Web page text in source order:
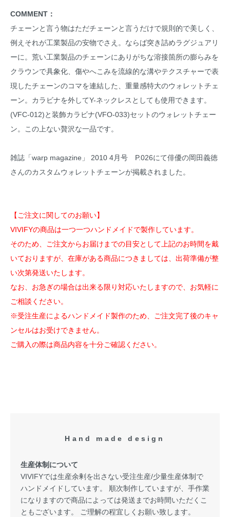
COMMENT：
チェーンと言う物はただチェーンと言うだけで規則的で美しく、
例えそれが工業製品の安物でさえ。ならば突き詰めラグジュアリ
ーに。荒い工業製品のチェーンにありがちな溶接箇所の膨らみを
クラウンで具象化、傷やへこみを流線的な溝やテクスチャーで表
現したチェーンのコマを連結した、重量感特大のウォレットチェ
ーン。カラビナを外してY-ネックレスとしても使用できます。
(VFC-012)と装飾カラビナ(VFO-033)セットのウォレットチェー
ン。この上ない贅沢な一品です。
雑誌「warp magazine」 2010 4月号 P.026にて俳優の岡田義徳
さんのカスタムウォレットチェーンが掲載されました。
【ご注文に関してのお願い】
VIVIFYの商品は一つ一つハンドメイドで製作しています。
そのため、ご注文からお届けまでの目安として上記のお時間を戴
いておりますが、在庫がある商品につきましては、出荷準備が整
い次第発送いたします。
なお、お急ぎの場合は出来る限り対応いたしますので、お気軽に
ご相談ください。
※受注生産によるハンドメイド製作のため、ご注文完了後のキャ
ンセルはお受けできません。
ご購入の際は商品内容を十分ご確認ください。
Hand made design
生産体制について
VIVIFYでは生産余剰を出さない受注生産/少量生産体制で
ハンドメイドしています。 順次制作していますが、手作業
になりますので商品によっては発送までお時間いただくこ
ともございます。 ご理解の程宜しくお願い致します。